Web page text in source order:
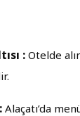
: Otelde
Alaçatı’da